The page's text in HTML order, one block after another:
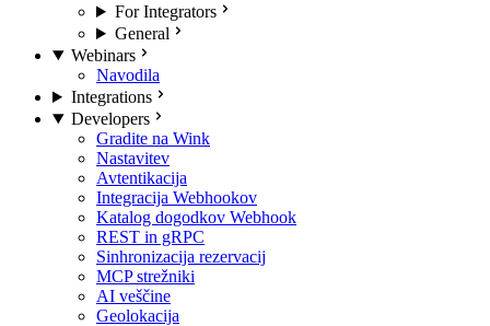
For Integrators
General
Webinars
Navodila
Integrations
Developers
Gradite na Wink
Nastavitev
Avtentikacija
Integracija Webhookov
Katalog dogodkov Webhook
REST in gRPC
Sinhronizacija rezervacij
MCP strežniki
AI veščine
Geolokacija